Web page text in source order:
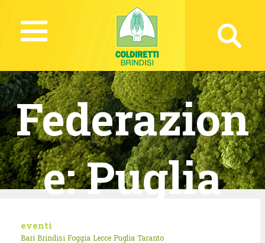
Federazion
e:Puglia
eventi
Bari Brindisi Foggia Lecce Puglia Taranto